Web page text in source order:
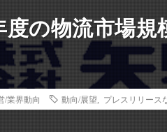
度の物流市場
/業界動向 動向/展望 プレスリリース